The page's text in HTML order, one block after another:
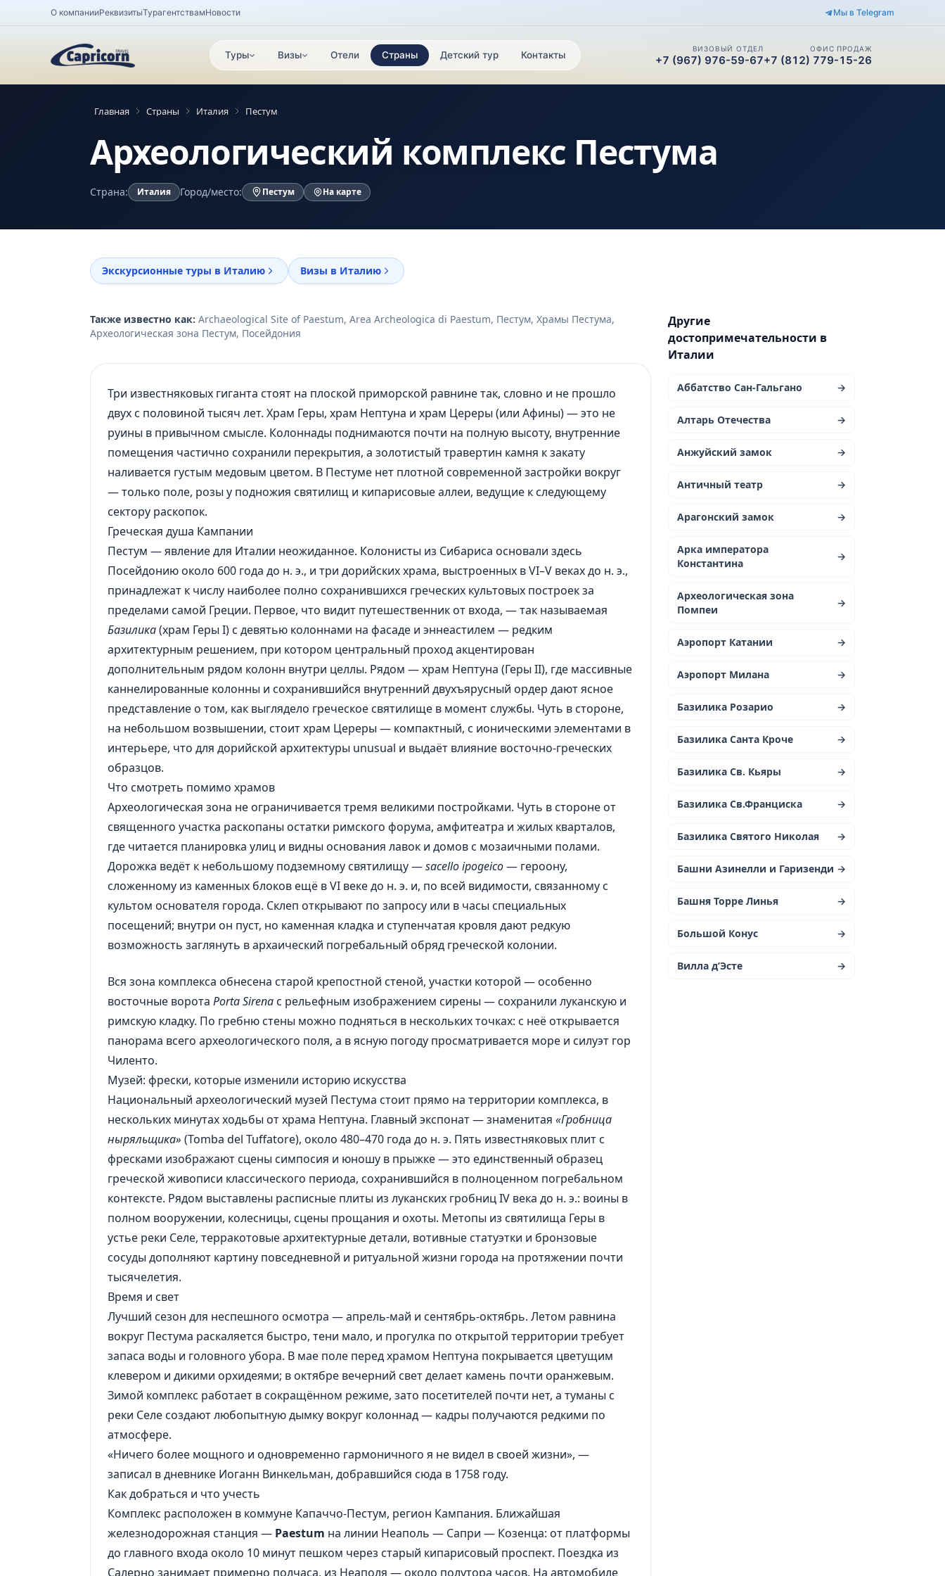
О компанииРеквизитыТурагентствамНовости Мы в Telegram
Туры Визы Отели Страны Детский тур Контакты
ВИЗОВЫЙ ОТДЕЛ
+7 (967) 976-59-67
ОФИС ПРОДАЖ
+7 (812) 779-15-26
Главная Страны Италия Пестум
Археологический комплекс Пестума
Страна: Италия Город/место: Пестум На карте
Экскурсионные туры в Италию Визы в Италию
Также известно как: Archaeological Site of Paestum, Area Archeologica di Paestum, Пестум, Храмы Пестума,
Археологическая зона Пестум, Посейдония
Три известняковых гиганта стоят на плоской приморской равнине так, словно и не прошло
двух с половиной тысяч лет. Храм Геры, храм Нептуна и храм Цереры (или Афины) — это не
руины в привычном смысле. Колоннады поднимаются почти на полную высоту, внутренние
помещения частично сохранили перекрытия, а золотистый травертин камня к закату
наливается густым медовым цветом. В Пестуме нет плотной современной застройки вокруг
— только поле, розы у подножия святилищ и кипарисовые аллеи, ведущие к следующему
сектору раскопок.
Греческая душа Кампании
Пестум — явление для Италии неожиданное. Колонисты из Сибариса основали здесь
Посейдонию около 600 года до н. э., и три дорийских храма, выстроенных в VI–V веках до н. э.,
принадлежат к числу наиболее полно сохранившихся греческих культовых построек за
пределами самой Греции. Первое, что видит путешественник от входа, — так называемая
Базилика(храм Геры I) с девятью колоннами на фасаде и эннеастилем — редким
архитектурным решением, при котором центральный проход акцентирован
дополнительным рядом колонн внутри целлы. Рядом — храм Нептуна (Геры II), где массивные
каннелированные колонны и сохранившийся внутренний двухъярусный ордер дают ясное
представление о том, как выглядело греческое святилище в момент службы. Чуть в стороне,
на небольшом возвышении, стоит храм Цереры — компактный, с ионическими элементами в
интерьере, что для дорийской архитектуры unusual и выдаёт влияние восточно-греческих
образцов.
Что смотреть помимо храмов
Археологическая зона не ограничивается тремя великими постройками. Чуть в стороне от
священного участка раскопаны остатки римского форума, амфитеатра и жилых кварталов,
где читается планировка улиц и видны основания лавок и домов с мозаичными полами.
Дорожка ведёт к небольшому подземному святилищу —sacello ipogeico— героону,
сложенному из каменных блоков ещё в VI веке до н. э. и, по всей видимости, связанному с
культом основателя города. Склеп открывают по запросу или в часы специальных
посещений; внутри он пуст, но каменная кладка и ступенчатая кровля дают редкую
возможность заглянуть в архаический погребальный обряд греческой колонии.
Вся зона комплекса обнесена старой крепостной стеной, участки которой — особенно
восточные ворота Porta Sirena с рельефным изображением сирены — сохранили луканскую и
римскую кладку. По гребню стены можно подняться в нескольких точках: с неё открывается
панорама всего археологического поля, а в ясную погоду просматривается море и силуэт гор
Чиленто.
Музей: фрески, которые изменили историю искусства
Национальный археологический музей Пестума стоит прямо на территории комплекса, в
нескольких минутах ходьбы от храма Нептуна. Главный экспонат — знаменитая «Гробница
ныряльщика» (Tomba del Tuffatore), около 480–470 года до н. э. Пять известняковых плит с
фресками изображают сцены симпосия и юношу в прыжке — это единственный образец
греческой живописи классического периода, сохранившийся в полноценном погребальном
контексте. Рядом выставлены расписные плиты из луканских гробниц IV века до н. э.: воины в
полном вооружении, колесницы, сцены прощания и охоты. Метопы из святилища Геры в
устье реки Селе, терракотовые архитектурные детали, вотивные статуэтки и бронзовые
сосуды дополняют картину повседневной и ритуальной жизни города на протяжении почти
тысячелетия.
Время и свет
Лучший сезон для неспешного осмотра — апрель-май и сентябрь-октябрь. Летом равнина
вокруг Пестума раскаляется быстро, тени мало, и прогулка по открытой территории требует
запаса воды и головного убора. В мае поле перед храмом Нептуна покрывается цветущим
клевером и дикими орхидеями; в октябре вечерний свет делает камень почти оранжевым.
Зимой комплекс работает в сокращённом режиме, зато посетителей почти нет, а туманы с
реки Селе создают любопытную дымку вокруг колоннад — кадры получаются редкими по
атмосфере.
«Ничего более мощного и одновременно гармоничного я не видел в своей жизни», —
записал в дневнике Иоганн Винкельман, добравшийся сюда в 1758 году.
Как добраться и что учесть
Комплекс расположен в коммуне Капаччо-Пестум, регион Кампания. Ближайшая
железнодорожная станция — Paestum на линии Неаполь — Сапри — Козенца: от платформы
до главного входа около 10 минут пешком через старый кипарисовый проспект. Поездка из
Салерно занимает примерно полчаса, из Неаполя — около полутора часов. На автомобиле
Другие
достопримечательности в
Италии
Аббатство Сан-Гальгано →
Алтарь Отечества →
Анжуйский замок →
Античный театр →
Арагонский замок →
Арка императора
Константина
→
Археологическая зона
Помпеи
→
Аэропорт Катании →
Аэропорт Милана →
Базилика Розарио →
Базилика Санта Кроче →
Базилика Св. Кьяры →
Базилика Св.Франциска →
Базилика Святого Николая →
Башни Азинелли и Гаризенди →
Башня Торре Линья →
Большой Конус →
Вилла д’Эсте →